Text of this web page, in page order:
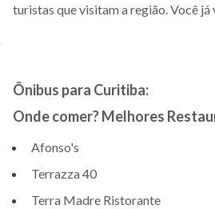
turistas que visitam a região. Você
Ônibus para Curitiba:
Onde comer? Melhores
Afonso's
Terrazza 40
Terra Madre Ristorante